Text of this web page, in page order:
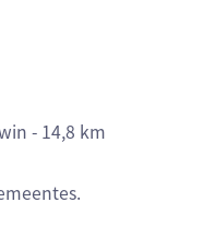
- 14,8 km